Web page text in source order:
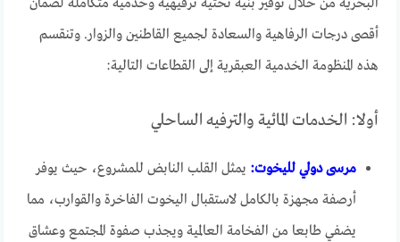
البحرية من خلال توفير بنية تحتية ترفيهية وخدمية متكاملة لضمان
أقصى درجات الرفاهية والسعادة لجميع القاطنين والزوار. وتنقسم
هذه المنظومة الخدمية العبقرية إلى القطاعات التالية:
أولا: الخدمات المائية والترفيه الساحلي
مرسى دولي لليخوت: يمثل القلب النابض للمشروع، حيث يوفر
أرصفة مجهزة بالكامل لاستقبال اليخوت الفاخرة والقوارب، مما
يضفي طابعا من الفخامة العالمية ويجذب صفوة المجتمع وعشاق